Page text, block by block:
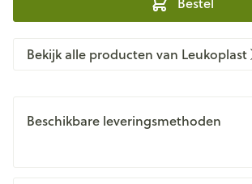
Bekijk alle producten van Leukoplast
Beschikbare leveringsmethoden